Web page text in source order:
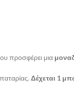
προσφέρει μια
Δέχεται 1